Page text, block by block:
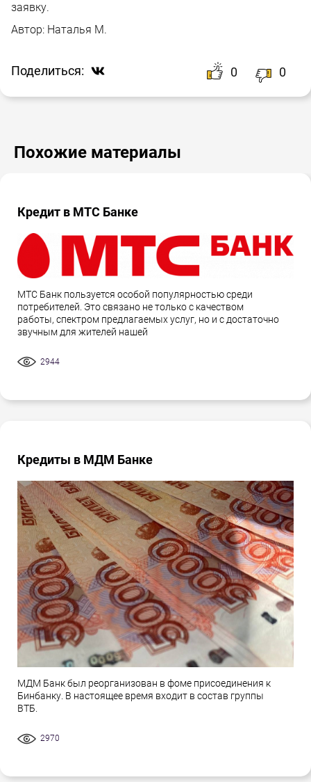
заявку.
Автор: Наталья М.
Поделиться: 0 0
Похожие материалы
Кредит в МТС Банке
МТС Банк пользуется особой популярностью среди
потребителей. Это связано не только с качеством
работы, спектром предлагаемых услуг, но и с достаточно
звучным для жителей нашей
2944
Кредиты в МДМ Банке
МДМ Банк был реорганизован в фоме присоединения к
Бинбанку. В настоящее время входит в состав группы
ВТБ.
2970